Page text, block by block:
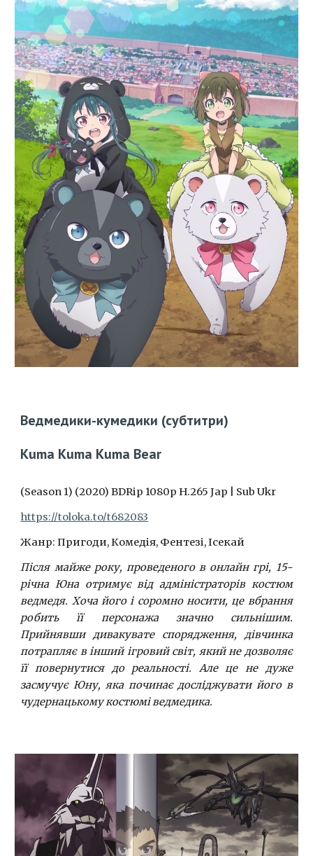
Ведмедики-кумедики (субтитри)
Kuma Kuma Kuma Bear
(Season 1) (2020) BDRip 1080p H.265 Jap | Sub Ukr
https://toloka.to/t682083
Жанр: Пригоди, Комедія, Фентезі, Ісекай
Після майже року, проведеного в онлайн грі, 15-
річна Юна отримує від адміністраторів костюм
ведмедя. Хоча його і соромно носити, це вбрання
робить її персонажа значно сильнішим.
Прийнявши дивакувате спорядження, дівчинка
потрапляє в інший ігровий світ, який не дозволяє
її повернутися до реальності. Але це не дуже
засмучує Юну, яка починає досліджувати його в
чудернацькому костюмі ведмедика.